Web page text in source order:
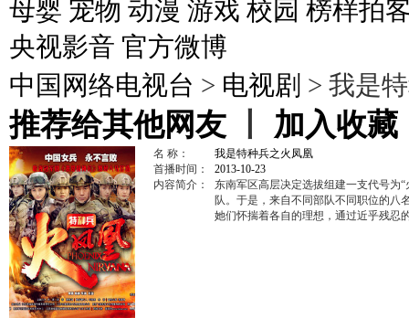
母婴 宠物 动漫 游戏 校园 榜样拍
央视影音 官方微博
中国网络电视台 > 电视剧 > 我是
推荐给其他网友 加入收藏
名 称：
我是特种兵之火凤凰
首播时间：
2013-10-23
内容简介：
东南军区高层决定选拔组建一支代号为
队。于是，来自不同部队不同职位的八
她们怀揣着各自的理想，通过近乎残忍